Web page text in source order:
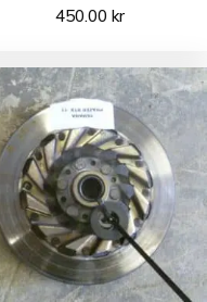
450.00 kr